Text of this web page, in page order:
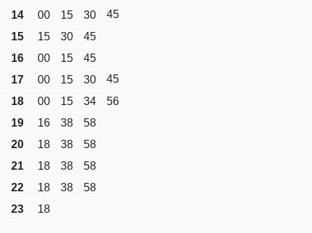
14
00 15 30
45
15
15 30
45
16
00 15
45
17
00 15 30
45
18
00 15 34
56
19
16 38
58
20
18 38
58
21
18 38
58
22
18 38
58
23
18